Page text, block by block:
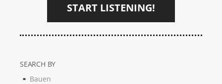
START LISTENING!
SEARCH BY
Bauen